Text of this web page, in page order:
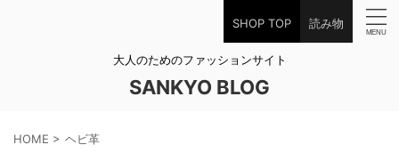
SHOP TOP 読み物
大人のためのファッションサイト
SANKYO BLOG
HOME > ヘビ革